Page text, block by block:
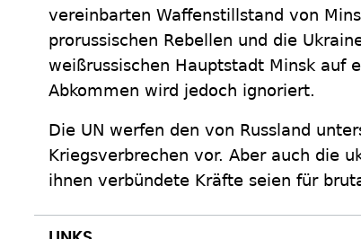
vereinbarten Waffenstillstand von
prorussischen Rebellen und die
weißrussischen Hauptstadt Minsk auf
Abkommen wird jedoch ignoriert.
Die UN werfen den von Russland
Kriegsverbrechen vor. Aber auch die
ihnen verbündete Kräfte seien für